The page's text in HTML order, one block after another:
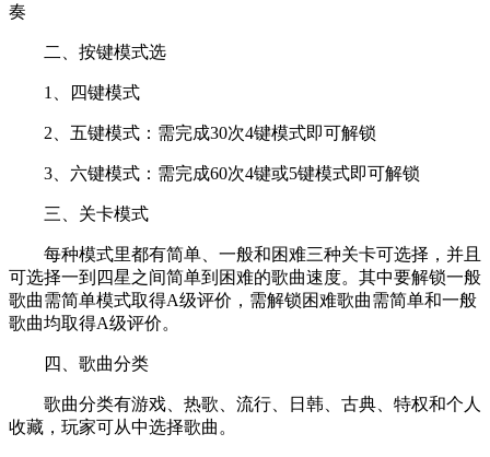
奏
二、按键模式选
1、四键模式
2、五键模式：需完成30次4键模式即可解锁
3、六键模式：需完成60次4键或5键模式即可解锁
三、关卡模式
每种模式里都有简单、一般和困难三种关卡可选择，并且
可选择一到四星之间简单到困难的歌曲速度。其中要解锁一般
歌曲需简单模式取得A级评价，需解锁困难歌曲需简单和一般
歌曲均取得A级评价。
四、歌曲分类
歌曲分类有游戏、热歌、流行、日韩、古典、特权和个人
收藏，玩家可从中选择歌曲。